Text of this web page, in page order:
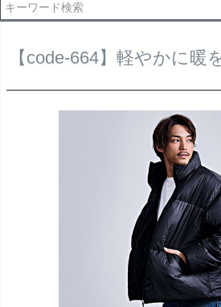
【code-664】軽やかに暖